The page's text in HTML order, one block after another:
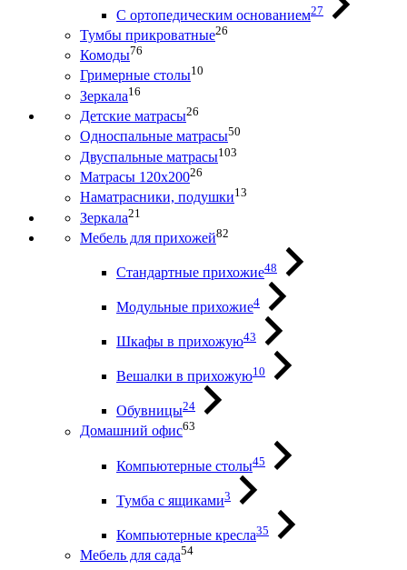
С ортопедическим основанием27
Тумбы прикроватные26
Комоды76
Гримерные столы10
Зеркала16
Детские матрасы26
Односпальные матрасы50
Двуспальные матрасы103
Матрасы 120х20026
Наматрасники, подушки13
Зеркала21
Мебель для прихожей82
Стандартные прихожие48
Модульные прихожие4
Шкафы в прихожую43
Вешалки в прихожую10
Обувницы24
Домашний офис63
Компьютерные столы45
Тумба с ящиками3
Компьютерные кресла35
Мебель для сада54